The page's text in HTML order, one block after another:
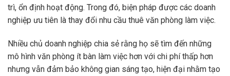
trì, ổn định hoạt động. Trong đó, biện pháp được các doanh
nghiệp ưu tiên là thay đổi nhu cầu thuê văn phòng làm việc.
Nhiều chủ doanh nghiệp chia sẻ rằng họ sẽ tìm đến những
mô hình văn phòng ít bàn làm việc hơn với chi phí thấp hơn
nhưng vẫn đảm bảo không gian sáng tạo, hiện đại nhằm tạo